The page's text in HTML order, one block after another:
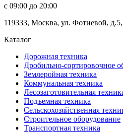
c 09:00 до 20:00
119333, Москва, ул. Фотиевой,
Каталог
Дорожная техника
Дробильно-сортировочное
Землеройная техника
Коммунальная техника
Лесозаготовительная
Подъемная техника
Сельскохозяйственная
Строительное оборудование
Транспортная техника